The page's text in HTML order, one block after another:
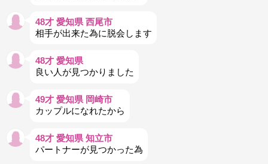
48才 愛知県 西尾市
相手が出来た為に脱会します
48才 愛知県
良い人が見つかりました
49才 愛知県 岡崎市
カップルになれたから
48才 愛知県 知立市
パートナーが見つかった為